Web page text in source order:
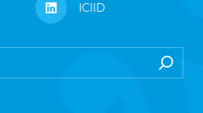
ICIID